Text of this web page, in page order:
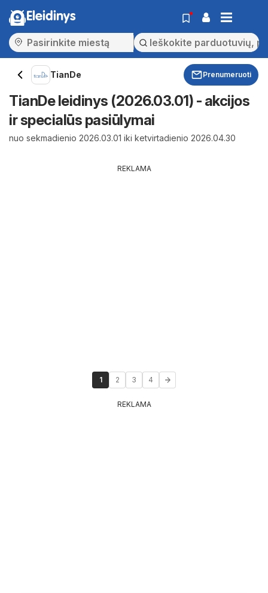
Eleidinys
TianDe Prenumeruoti
TianDe leidinys (2026.03.01) - akcijos
ir specialūs pasiūlymai
nuo sekmadienio 2026.03.01 iki ketvirtadienio 2026.04.30
REKLAMA
1 2 3 4
REKLAMA